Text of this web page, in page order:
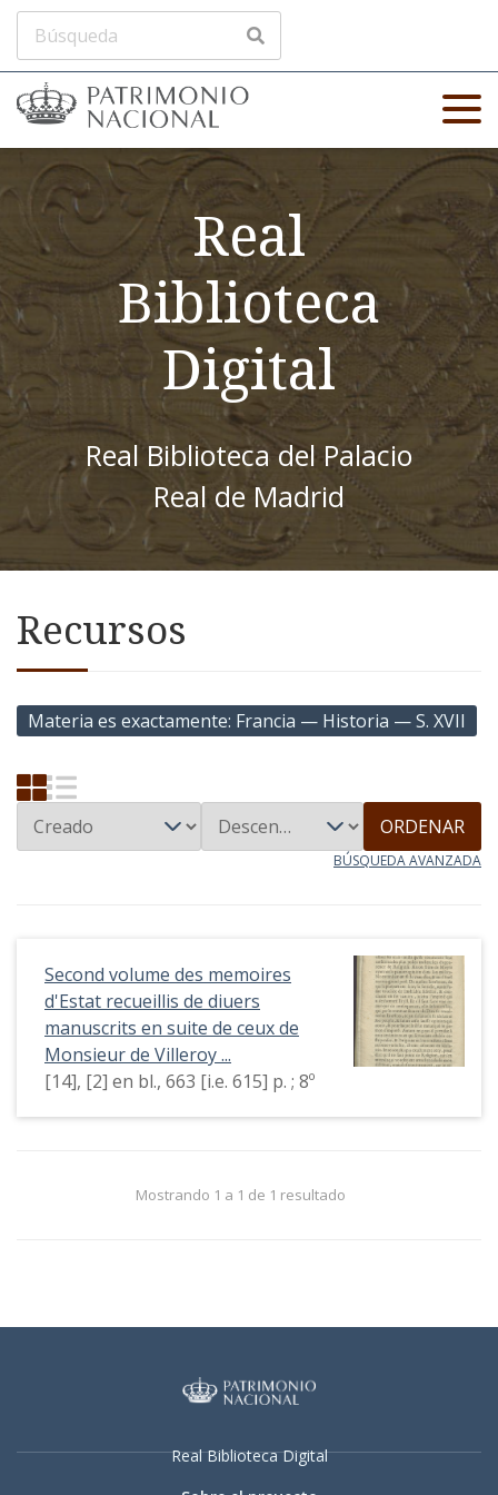
Real
Biblioteca
Digital
Real Biblioteca del Palacio
Real de Madrid
Recursos
Materia es exactamente Francia — Historia — S. XVII
ORDENAR
BÚSQUEDA AVANZADA
Second volume des memoires
d'Estat recueillis de diuers
manuscrits en suite de ceux de
Monsieur de Villeroy ...
[14], [2] en bl., 663 [i.e. 615] p. ; 8º
Mostrando 1 a 1 de 1 resultado
Real Biblioteca Digital